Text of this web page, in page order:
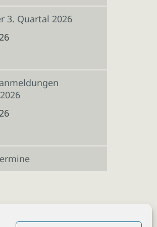
3. Quartal 2026